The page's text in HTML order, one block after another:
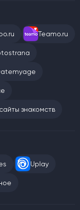
Teamo.ru
знакомств
Uplay